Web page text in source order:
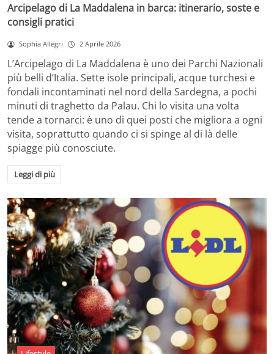
Arcipelago di La Maddalena in barca: itinerario, soste e
consigli pratici
Sophia Allegri 2 Aprile 2026
L’Arcipelago di La Maddalena è uno dei Parchi Nazionali
più belli d’Italia. Sette isole principali, acque turchesi e
fondali incontaminati nel nord della Sardegna, a pochi
minuti di traghetto da Palau. Chi lo visita una volta
tende a tornarci: è uno di quei posti che migliora a ogni
visita, soprattutto quando ci si spinge al di là delle
spiagge più conosciute.
Leggi di più